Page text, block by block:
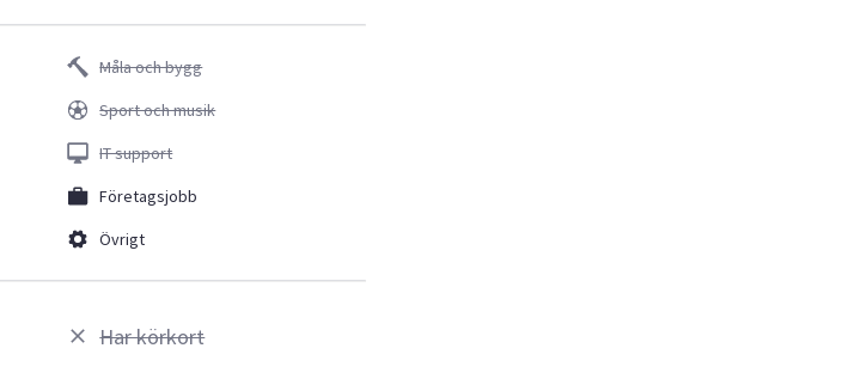
Måla och bygg
Sport och musik
IT support
Företagsjobb
Övrigt
Har körkort